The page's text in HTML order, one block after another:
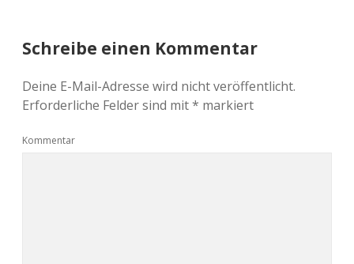
Schreibe einen Kommentar
Deine E-Mail-Adresse wird nicht veröffentlicht.
Erforderliche Felder sind mit* markiert
Kommentar